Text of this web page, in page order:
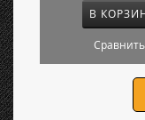
В
Сравнить